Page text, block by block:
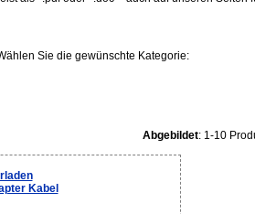
Sie die gewünschte Kategorie:
Abgebildet: 1-10
Kabel